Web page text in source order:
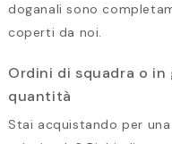
doganali sono
coperti da noi.
Ordini di squadra o in
quantità
Stai acquistando per